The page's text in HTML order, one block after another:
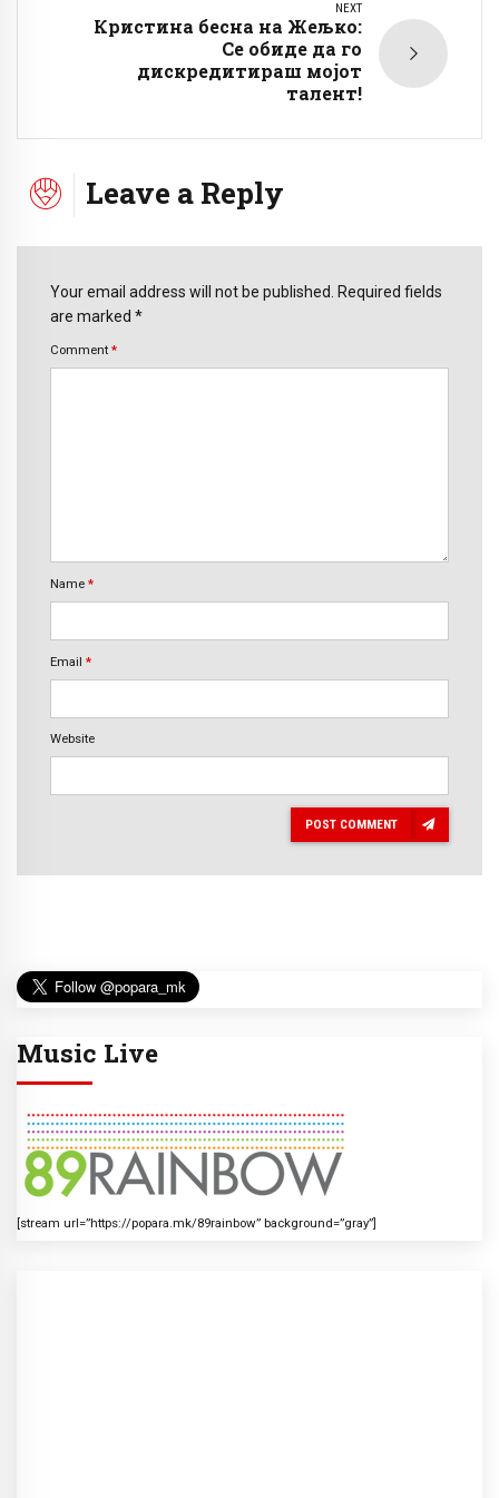
NEXT
Кристина бесна на Жељко:
Се обиде да го
дискредитираш мојот
талент!
Leave a Reply
Your email address will not be published. Required fields
are marked *
Comment *
Name *
Email *
Website
POST COMMENT
Music Live
[stream url=”https://popara.mk/89rainbow” background=”gray”]